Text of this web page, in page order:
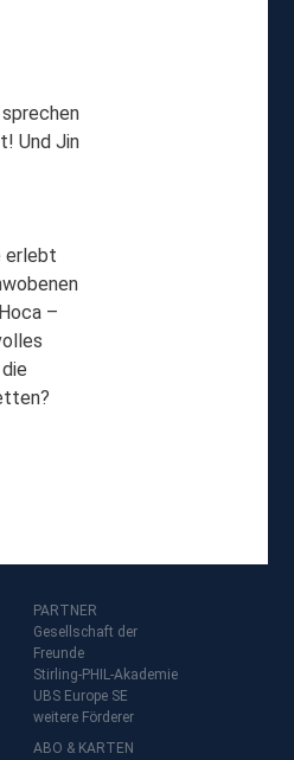
Und Jin
erlebt
–
PARTNER
Gesellschaft der
Freunde
Stirling-PHIL-Akademie
UBS Europe SE
weitere Förderer
ABO & KARTEN